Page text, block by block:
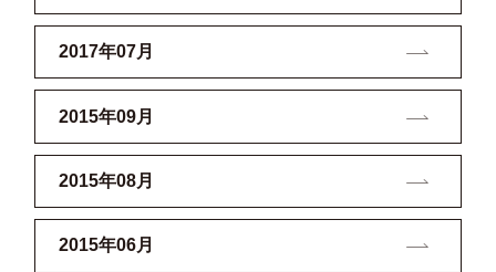
2017年07月
2015年09月
2015年08月
2015年06月